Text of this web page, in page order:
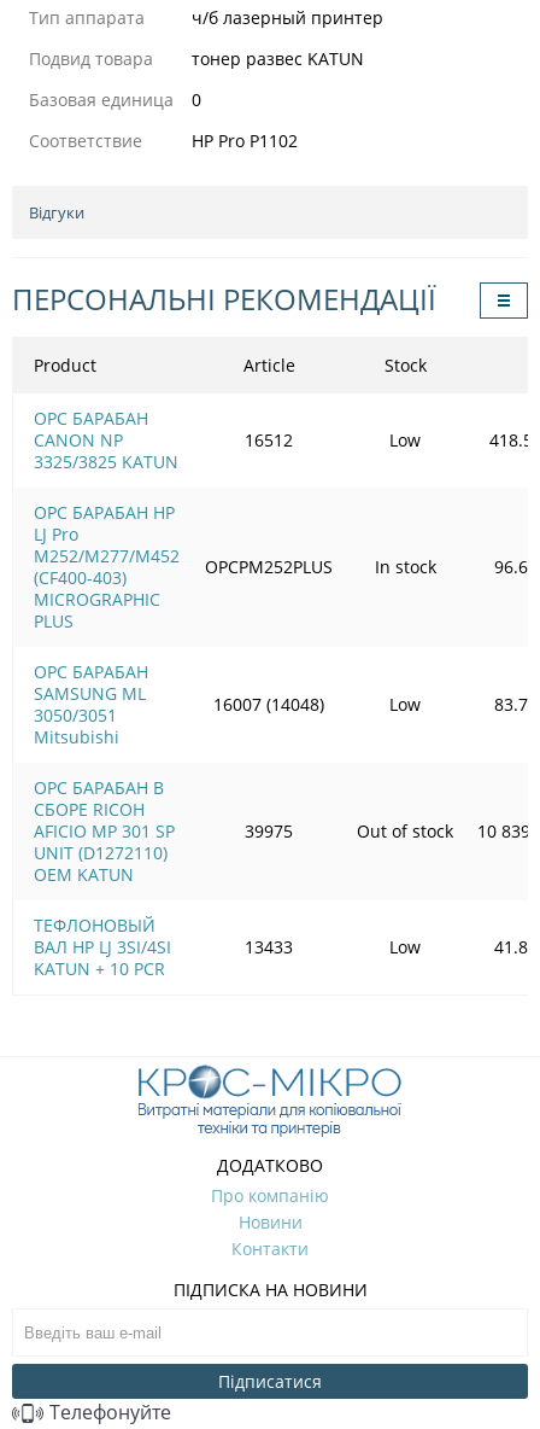
Тип аппарата
ч/б лазерный принтер
Подвид товара
тонер развес KATUN
Базовая единица
0
Соответствие
HP Pro P1102
Відгуки
ПЕРСОНАЛЬНІ РЕКОМЕНДАЦІЇ
Product
OPC БАРАБАН
CANON NP
3325/3825 KATUN
OPC БАРАБАН HP
LJ Pro
M252/M277/M452
(CF400-403)
MICROGRAPHIC
PLUS
OPC БАРАБАН
SAMSUNG ML
3050/3051
Mitsubishi
OPC БАРАБАН В
СБОРЕ RICOH
AFICIO MP 301 SP
UNIT (D1272110)
OEM KATUN
ТЕФЛОНОВЫЙ
ВАЛ HP LJ 3SI/4SI
KATUN + 10 PCR
Article Stock
16512 Low
OPCPM252PLUS In stock 96.67
16007 (14048) Low 83.70
39975 Out of stock 10
13433 Low 41.85
ДОДАТКОВО
Про компанію
Новини
Контакти
ПІДПИСКА НА НОВИНИ
Підписатися
Телефонуйте